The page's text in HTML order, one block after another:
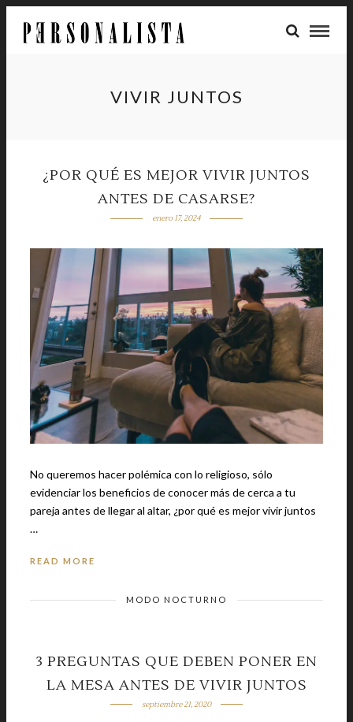
VIVIR JUNTOS
¿POR QUÉ ES MEJOR VIVIR JUNTOS
ANTES DE CASARSE?
enero 17, 2024
No queremos hacer polémica con lo religioso, sólo
evidenciar los beneficios de conocer más de cerca a tu
pareja antes de llegar al altar, ¿por qué es mejor vivir juntos
…
READ MORE
MODO NOCTURNO
3 PREGUNTAS QUE DEBEN PONER EN
LA MESA ANTES DE VIVIR JUNTOS
septiembre 21, 2020